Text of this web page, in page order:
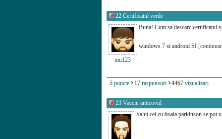
22 Certificatul verde
mu123
Buna! Cum sa descarc certificatul
windows 7 si android SI
5 puncte 17 raspunsuri 4467 vizualizari
23 Vaccin anticovid
Salut cei cu boala parkinson se pot